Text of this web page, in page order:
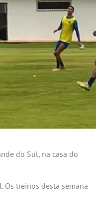
do Sul, na casa do
Os treinos desta semana